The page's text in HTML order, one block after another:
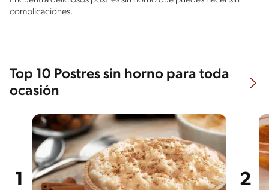
complicaciones.
Top 10 Postres sin horno para toda
ocasión